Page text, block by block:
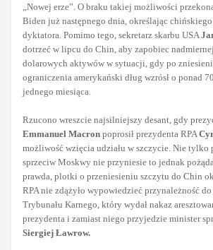
„Nowej erze”. O braku takiej możliwości
Biden już następnego dnia, określając
dyktatora. Pomimo tego, sekretarz skarbu USA
dotrzeć w lipcu do Chin, aby zapobiec
dolarowych aktywów w sytuacji, gdy po
ograniczenia amerykański dług wzrósł o ponad
jednego miesiąca.
Rzucono wreszcie najsilniejszy desant, gdy
Emmanuel Macron poprosił prezydenta RPA
możliwość wzięcia udziału w szczycie. Nie tylko
sprzeciw Moskwy nie przyniesie to jednak
prawda, plotki o przeniesieniu szczytu do Chin
RPA nie zdążyło wypowiedzieć przynależność
Trybunału Karnego, który wydał nakaz
prezydenta i zamiast niego przyjedzie minister
Siergiej Ławrow.